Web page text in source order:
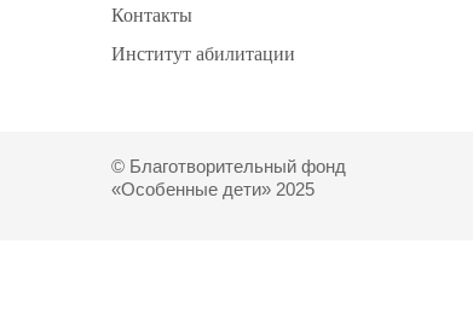
Контакты
Институт абилитации
© Благотворительный фонд
«Особенные дети» 2025